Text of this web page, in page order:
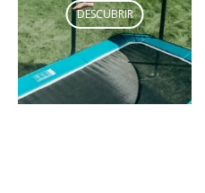
DESCUBRIR